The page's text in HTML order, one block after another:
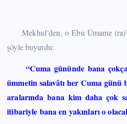
Mekhul’den, o Ebu Ümame
şöyle buyurdu:
“Cuma gününde bana
ümmetin salavâtı her Cuma günü
aralarında bana kim daha çok
itibariyle bana en yakınları o